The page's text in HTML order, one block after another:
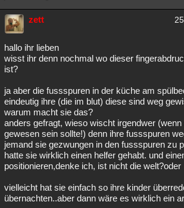
zett
hallo ihr lieben
wisst ihr denn nochmal wo dieser
ist?
ja aber die fussspuren in der küche am
eindeutig ihre (die im blut) diese sind weg
warum macht sie das?
anders gefragt, wieso wischt irgendwer
gewesen sein sollte!) denn ihre fussspuren
jemand sie gezwungen in den fussspuren zu
hatte sie wirklich einen helfer gehabt. und
positionieren,denke ich, ist nicht die welt?oder
vielleicht hat sie einfach so ihre kinder
übernachten..aber dann wäre es wirklich ein